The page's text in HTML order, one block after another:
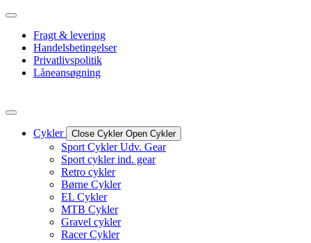
Videre
indholdFragt & levering
Handelsbetingelser
Privatlivspolitik
Låneansøgning
Cykler Close Cykler Open Cykler
Sport Cykler Udv. Gear
Sport cykler ind. gear
Retro cykler
Børne Cykler
EL Cykler
MTB Cykler
Gravel cykler
Racer Cykler